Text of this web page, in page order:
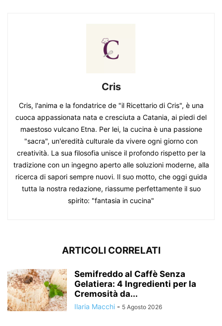
Cris
Cris, l'anima e la fondatrice de "il Ricettario di Cris", è una
cuoca appassionata nata e cresciuta a Catania, ai piedi del
maestoso vulcano Etna. Per lei, la cucina è una passione
"sacra", un'eredità culturale da vivere ogni giorno con
creatività. La sua filosofia unisce il profondo rispetto per la
tradizione con un ingegno aperto alle soluzioni moderne, alla
ricerca di sapori sempre nuovi. Il suo motto, che oggi guida
tutta la nostra redazione, riassume perfettamente il suo
spirito: "fantasia in cucina"
ARTICOLI CORRELATI
Semifreddo al Caffè Senza
Gelatiera: 4 Ingredienti per la
Cremosità da...
Ilaria Macchi - 5 Agosto 2026